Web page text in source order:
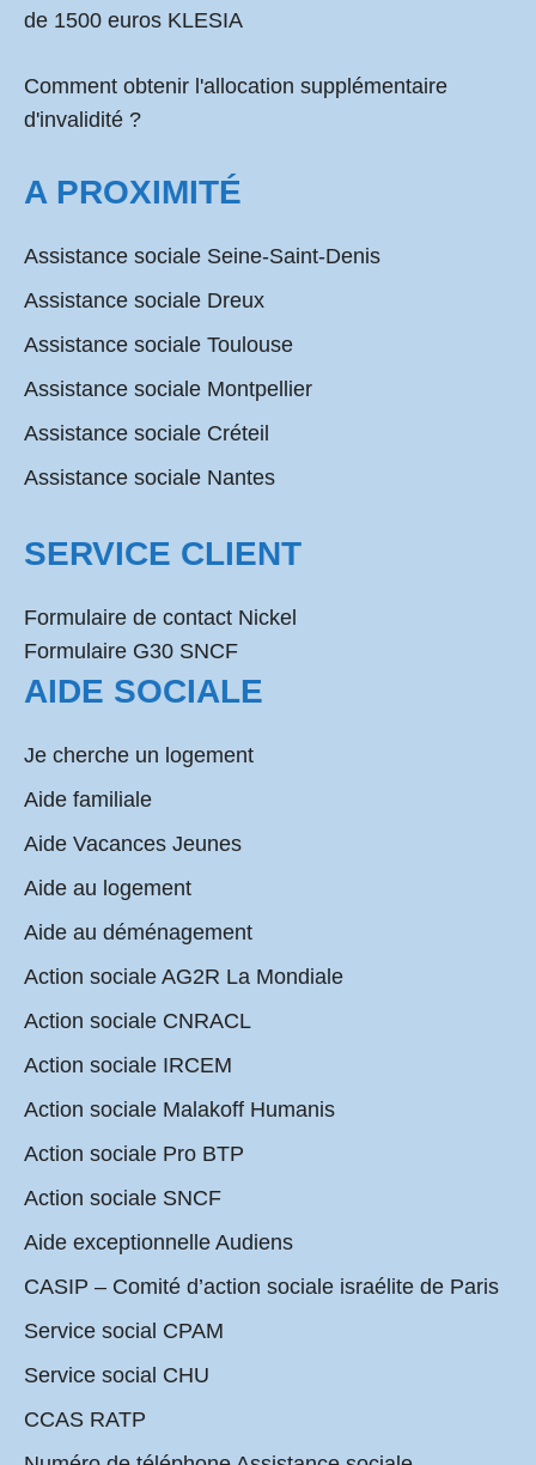
de 1500 euros KLESIA
Comment obtenir l'allocation supplémentaire
d'invalidité ?
A PROXIMITÉ
Assistance sociale Seine-Saint-Denis
Assistance sociale Dreux
Assistance sociale Toulouse
Assistance sociale Montpellier
Assistance sociale Créteil
Assistance sociale Nantes
SERVICE CLIENT
Formulaire de contact Nickel
Formulaire G30 SNCF
AIDE SOCIALE
Je cherche un logement
Aide familiale
Aide Vacances Jeunes
Aide au logement
Aide au déménagement
Action sociale AG2R La Mondiale
Action sociale CNRACL
Action sociale IRCEM
Action sociale Malakoff Humanis
Action sociale Pro BTP
Action sociale SNCF
Aide exceptionnelle Audiens
CASIP – Comité d’action sociale israélite de Paris
Service social CPAM
Service social CHU
CCAS RATP